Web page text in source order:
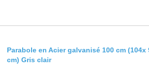
Parabole en Acier galvanisé 100 cm (104x
cm) Gris clair